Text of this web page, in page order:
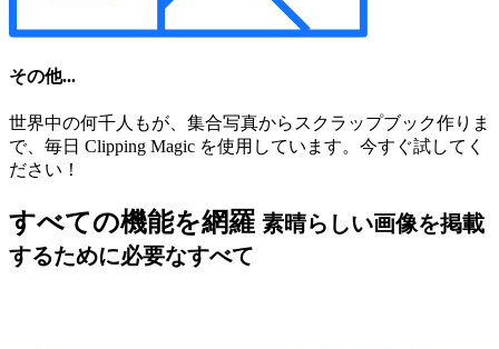
その他...
世界中の何千人もが、集合写真からスクラップブック作りま
で、毎日 Clipping Magic を使用しています。今すぐ試してく
ださい！
すべての機能を網羅 素晴らしい画像を掲載
するために必要なすべて